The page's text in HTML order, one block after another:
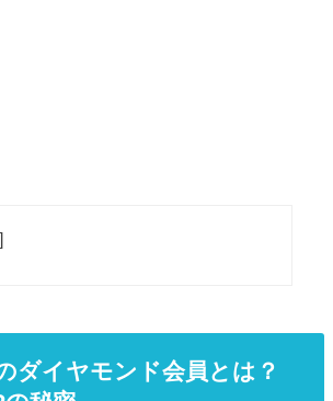
ダイヤモンド会員とは？